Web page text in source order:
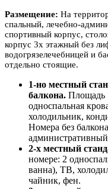
Размещение: На
спальный, лечебно-
спортивный корпус,
корпус 3х этажный без
водогрязелечебницей и
отдельно стоящие.
1-но местный
балкона. Площадь
односпальная
холодильник,
Номера без
2-х местный
номере: 2
ванна), ТВ,
чайник, фен.